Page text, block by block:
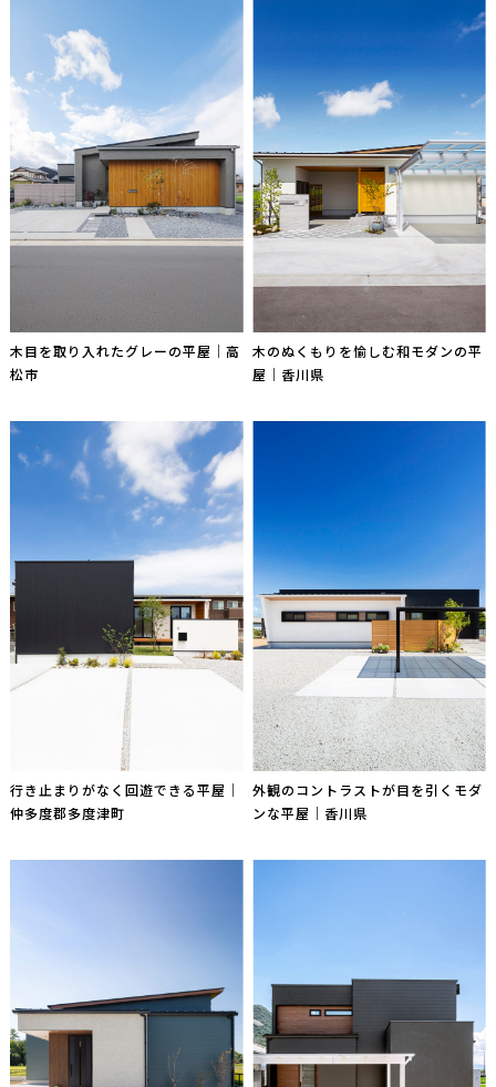
木目を取り入れたグレーの平屋｜高
松市
木のぬくもりを愉しむ和モダンの平
屋｜香川県
行き止まりがなく回遊できる平屋｜
仲多度郡多度津町
外観のコントラストが目を引くモダ
ンな平屋｜香川県